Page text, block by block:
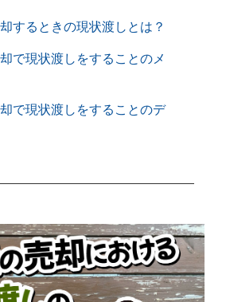
するときの現状渡しとは？
で現状渡しをすることのメ
で現状渡しをすることのデ